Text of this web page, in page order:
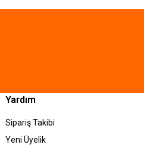
Yardım
Sipariş Takibi
Yeni Üyelik